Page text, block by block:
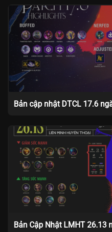
Bản cập nhật DTCL 17.6
Bản Cập Nhật LMHT 26.13